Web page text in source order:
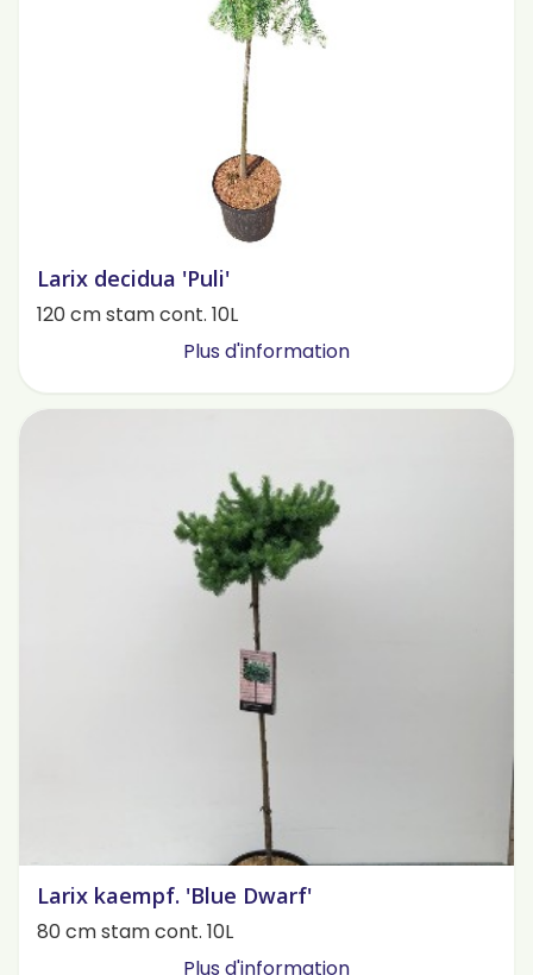
Larix decidua 'Puli'
120 cm stam cont. 10L
Plus d'information
Larix kaempf. 'Blue Dwarf'
80 cm stam cont. 10L
Plus d'information